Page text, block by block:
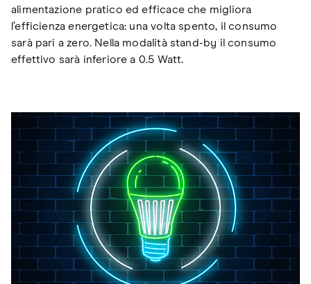
alimentazione pratico ed efficace che migliora
l’efficienza energetica: una volta spento, il consumo
sarà pari a zero. Nella modalità stand-by il consumo
effettivo sarà inferiore a 0.5 Watt.